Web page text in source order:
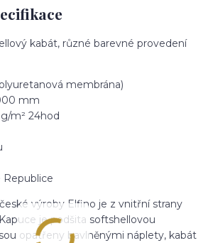
kabát, různé barevné provedení
membrána)
mm
m² 24hod
Republice
výroby Elfino je z vnitřní strany
je podšita softshellovou
opatřeny bavlněnými náplety, kabát